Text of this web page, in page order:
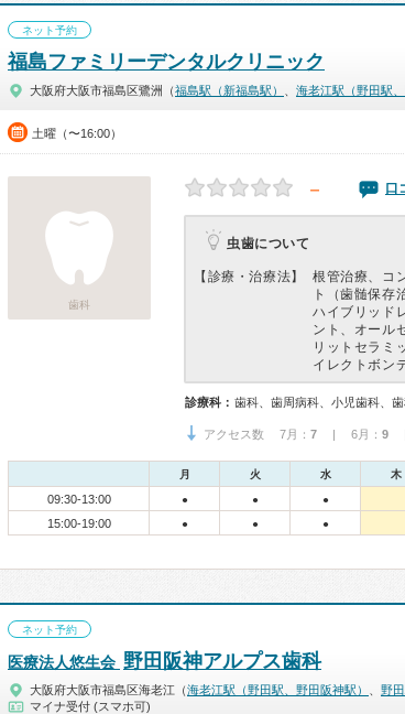
ネット予約
福島ファミリーデンタルクリニック
大阪府大阪市福島区鷺洲（福島駅（新福島駅） 海老江駅（野田駅、
土曜（〜16:00）
歯科
－ 口
虫歯について
【診療・治療法】
根管治療、コ
ト（歯髄保存
ハイブリッド
ント、オール
リットセラミ
イレクトボン
診療科： 歯科、歯周病科、小児歯科、
アクセス数 7月： 7 | 6月： 9 |
月 火 水 木
09:30-13:00 ● ● ●
15:00-19:00
● ● ●
ネット予約
医療法人悠生会 野田阪神アルプス歯科
大阪府大阪市福島区海老江（海老江駅（野田駅、野田阪神駅） 野
マイナ受付 (スマホ可)